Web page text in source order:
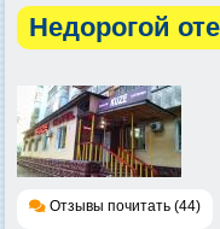
Недорогой
Отзывы почитать (44)